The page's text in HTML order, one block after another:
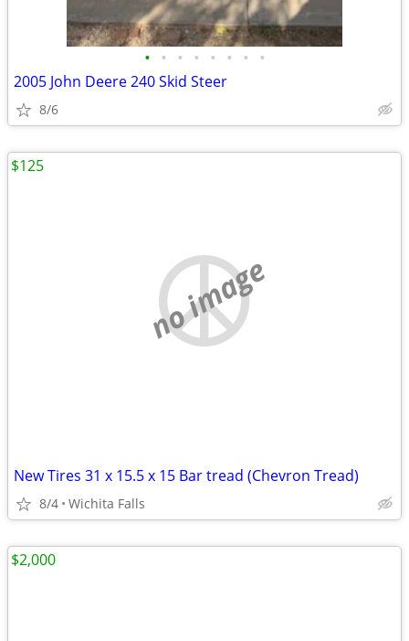
• • • • • • • •
2005 John Deere 240 Skid Steer
8/6
no image
New Tires 31 x 15.5 x 15 Bar tread (Chevron Tread)
8/4 Wichita Falls
$125
$2,000